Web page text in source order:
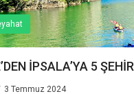
İPSALA’YA 5 ŞEHİR
3 Temmuz 2024